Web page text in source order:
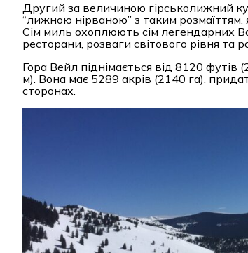
Другий за величиною гірськолижний
“лижною нірваною” з таким розмаїттям,
Сім миль охоплюють сім легендарних
ресторани, розваги світового рівня та
Гора Вейл піднімається від 8120
м). Вона має 5289 акрів (2140 га),
сторонах.